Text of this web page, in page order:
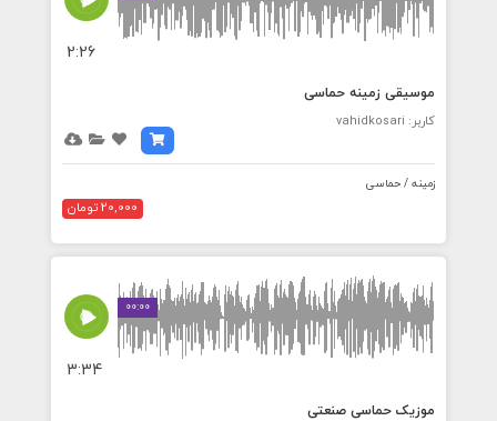
2:26
موسیقی زمینه حماسی
کاربر: vahidkosari
زمینه / حماسی
20,000 تومان
00:00
3:34
موزیک حماسی صنعتی